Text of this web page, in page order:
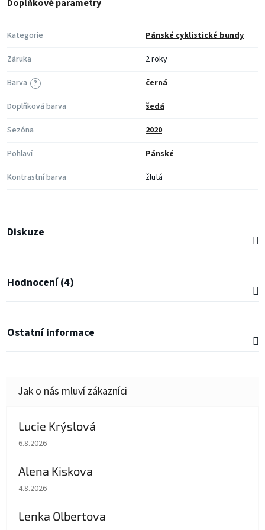
Doplňkové parametry
Kategorie
Pánské cyklistické bundy
Záruka
2 roky
?
Barva
černá
Doplňková barva
šedá
Sezóna
2020
Pohlaví
Pánské
Kontrastní barva
žlutá
Diskuze
Hodnocení (4)
Ostatní informace
Lucie Krýslová
Hodnocení obchodu je 5 z 5 hvězdiček.
6.8.2026
Alena Kiskova
Hodnocení obchodu je 5 z 5 hvězdiček.
4.8.2026
Lenka Olbertova